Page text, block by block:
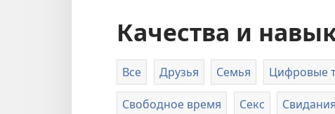
Качества и
Все Друзья Семья Цифровые
Свободное время Секс Свидания